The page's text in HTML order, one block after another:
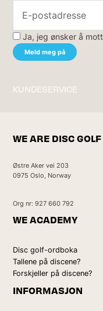
Ja, jeg ønsker å
KUNDESERVICE
WE ARE DISC GOLF
Østre Aker vei 203
0975 Oslo, Norway
Org nr: 927 660 792
WE ACADEMY
Disc golf-ordboka
Tallene på discene?
Forskjeller på discene?
INFORMASJON